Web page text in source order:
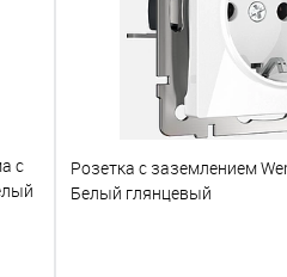
с
Розетка с заземлением
Белый глянцевый